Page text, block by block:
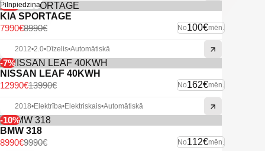
-11%
Pilnpiedziņa
KIA SPORTAGE
No100€mēn.
8990€
7990€
2012•2.0•Dīzelis•Automātiskā
-7%
NISSAN LEAF 40KWH
No162€mēn.
13990€
12990€
2018•Elektrība•Elektriskais•Automātiskā
-10%
BMW 318
No112€mēn.
9990€
8990€